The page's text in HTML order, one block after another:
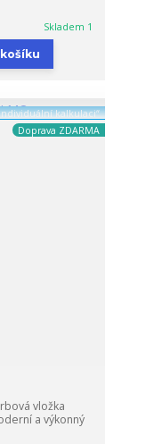
Skladem 1
kalkulaci“
Doprava ZDARMA
vložka
a výkonný